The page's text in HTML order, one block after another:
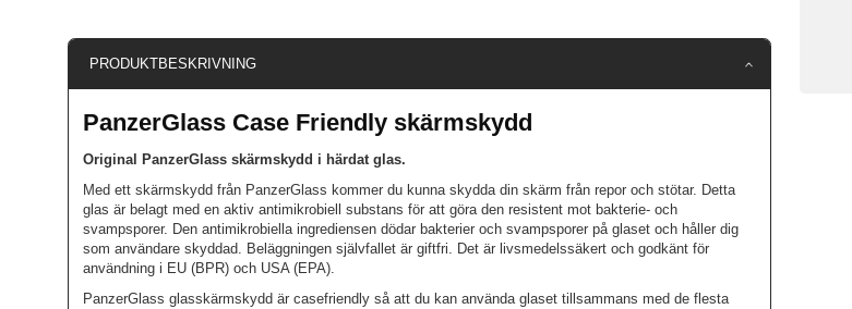
PRODUKTBESKRIVNING
PanzerGlass Case Friendly skärmskydd
Original PanzerGlass skärmskydd i härdat glas.
Med ett skärmskydd från PanzerGlass kommer du kunna skydda din skärm från repor och stötar. Detta
glas är belagt med en aktiv antimikrobiell substans för att göra den resistent mot bakterie- och
svampsporer. Den antimikrobiella ingrediensen dödar bakterier och svampsporer på glaset och håller dig
som användare skyddad. Beläggningen självfallet är giftfri. Det är livsmedelssäkert och godkänt för
användning i EU (BPR) och USA (EPA).
PanzerGlass glasskärmskydd är casefriendly så att du kan använda glaset tillsammans med de flesta